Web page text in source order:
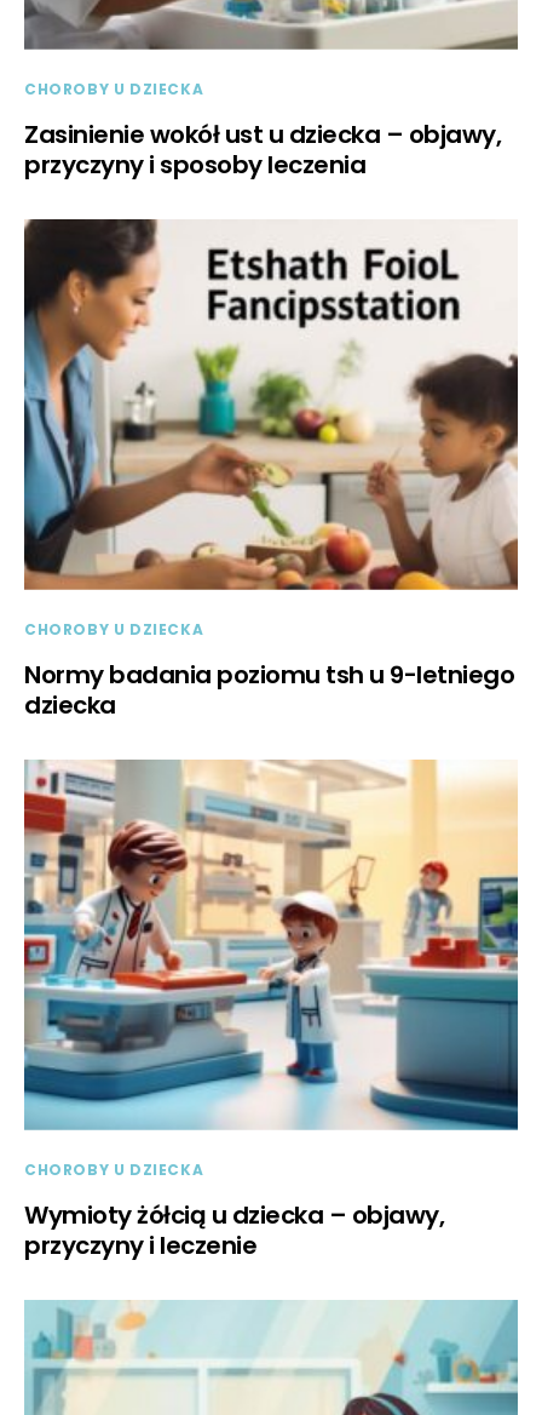
CHOROBY U DZIECKA
Zasinienie wokół ust u dziecka – objawy,
przyczyny i sposoby leczenia
CHOROBY U DZIECKA
Normy badania poziomu tsh u 9-letniego
dziecka
CHOROBY U DZIECKA
Wymioty żółcią u dziecka – objawy,
przyczyny i leczenie